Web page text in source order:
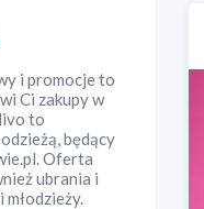
i promocje to
Ci zakupy w
to
będący
Oferta
ubrania i